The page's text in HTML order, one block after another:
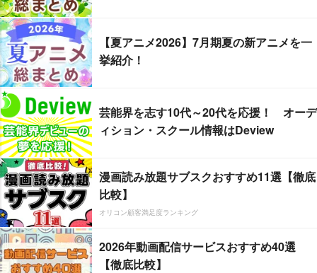
【夏アニメ2026】7月期夏の新アニメを一
挙紹介！
芸能界を志す10代～20代を応援！ オーデ
ィション・スクール情報はDeview
漫画読み放題サブスクおすすめ11選【徹底
比較】
オリコン顧客満足度ランキング
2026年動画配信サービスおすすめ40選
【徹底比較】